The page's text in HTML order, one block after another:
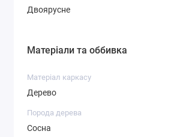
Двоярусне
Матеріали та оббивка
Матеріал каркасу
Дерево
Порода дерева
Сосна